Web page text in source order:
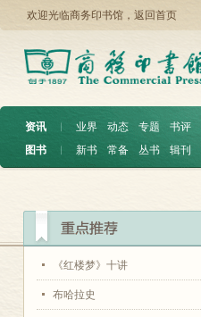
欢迎光临商务印书馆， 返回首页
资讯 ︱ 业界 动态 专题
书评
图书
︱ 新书 常备 丛书 辑刊
《红楼梦》十讲
布哈拉史